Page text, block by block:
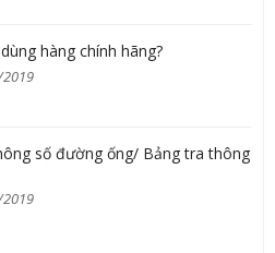
hàng chính hãng?
số đường ống/ Bảng tra thông